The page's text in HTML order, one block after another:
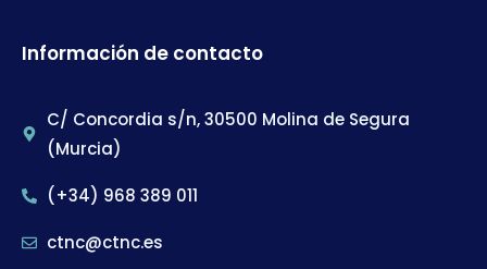
Información de contacto
C/ Concordia s/n, 30500 Molina de Segura
(Murcia)
(+34) 968 389 011
ctnc@ctnc.es